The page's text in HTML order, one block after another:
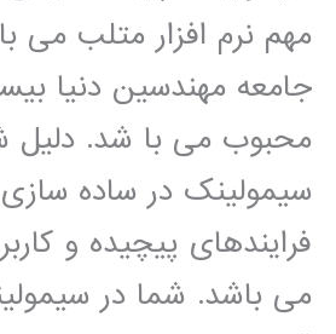
مهم نرم افزار متلب می
جامعه مهندسین دنیا
محبوب می با شد. دلیل
سیمولینک در ساده
فرایندهای پیچیده و
می باشد. شما در